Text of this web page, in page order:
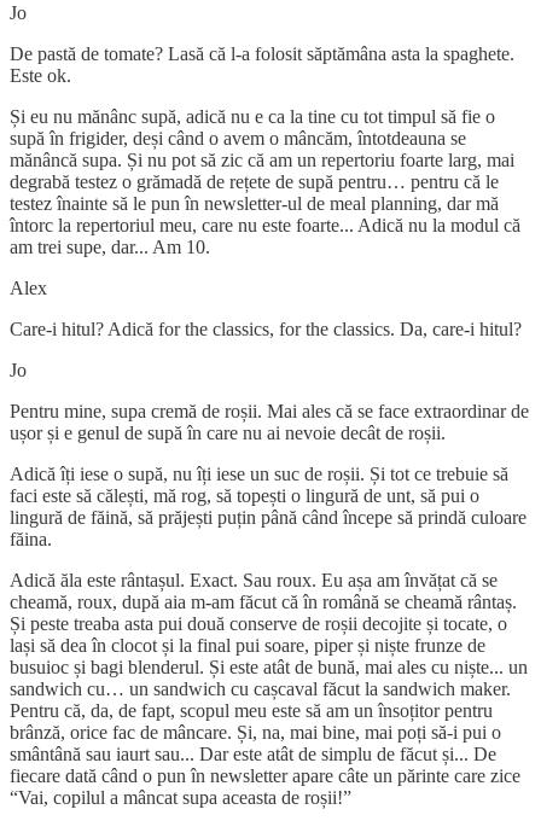
Jo
De pastă de tomate? Lasă că l-a folosit săptămâna asta la spaghete.
Este ok.
Și eu nu mănânc supă, adică nu e ca la tine cu tot timpul să fie o
supă în frigider, deși când o avem o mâncăm, întotdeauna se
mănâncă supa. Și nu pot să zic că am un repertoriu foarte larg, mai
degrabă testez o grămadă de rețete de supă pentru… pentru că le
testez înainte să le pun în newsletter-ul de meal planning, dar mă
întorc la repertoriul meu, care nu este foarte... Adică nu la modul că
am trei supe, dar... Am 10.
Alex
Care-i hitul? Adică for the classics, for the classics. Da, care-i hitul?
Jo
Pentru mine, supa cremă de roșii. Mai ales că se face extraordinar de
ușor și e genul de supă în care nu ai nevoie decât de roșii.
Adică îți iese o supă, nu îți iese un suc de roșii. Și tot ce trebuie să
faci este să călești, mă rog, să topești o lingură de unt, să pui o
lingură de făină, să prăjești puțin până când începe să prindă culoare
făina.
Adică ăla este rântașul. Exact. Sau roux. Eu așa am învățat că se
cheamă, roux, după aia m-am făcut că în română se cheamă rântaș.
Și peste treaba asta pui două conserve de roșii decojite și tocate, o
lași să dea în clocot și la final pui soare, piper și niște frunze de
busuioc și bagi blenderul. Și este atât de bună, mai ales cu niște... un
sandwich cu… un sandwich cu cașcaval făcut la sandwich maker.
Pentru că, da, de fapt, scopul meu este să am un însoțitor pentru
brânză, orice fac de mâncare. Și, na, mai bine, mai poți să-i pui o
smântână sau iaurt sau... Dar este atât de simplu de făcut și... De
fiecare dată când o pun în newsletter apare câte un părinte care zice
“Vai, copilul a mâncat supa aceasta de roșii!”